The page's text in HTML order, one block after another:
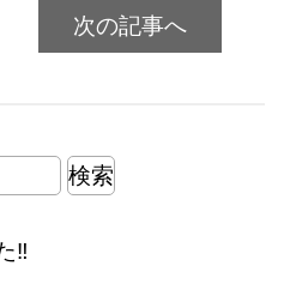
次の記事へ
‼